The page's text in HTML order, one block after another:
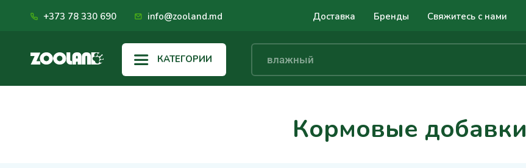
+373 78 330 690 info@zooland.md Доставка Бренды Свяжитесь с нами
КАТЕГОРИИ
Кормовые добавки